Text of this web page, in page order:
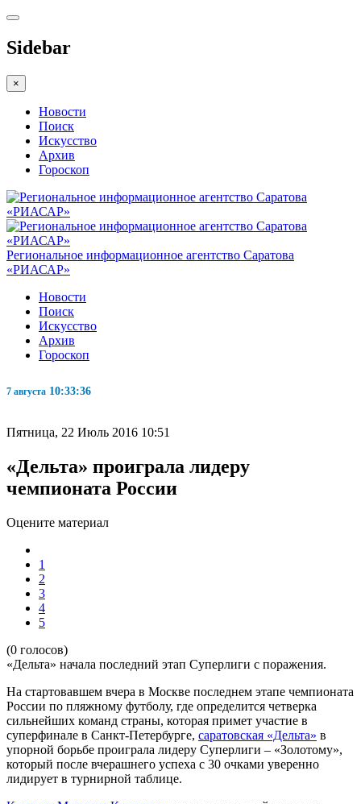
Sidebar
×
Новости
Поиск
Искусство
Архив
Гороскоп
Региональное информационное агентство Саратова
«РИАСАР»
Новости
Поиск
Искусство
Архив
Гороскоп
7 августа 10:33:37
Пятница, 22 Июль 2016 10:51
«Дельта» проиграла лидеру
чемпионата России
Оцените материал
1
2
3
4
5
(0 голосов)
«Дельта» начала последний этап Суперлиги с поражения.
На стартовавшем вчера в Москве последнем этапе чемпионата
России по пляжному футболу, где определится четверка
сильнейших команд страны, которая примет участие в
суперфинале в Санкт-Петербурге, саратовская «Дельта» в
упорной борьбе проиграла лидеру Суперлиги – «Золотому»,
который после вчерашнего успеха с 30 очками уверенно
лидирует в турнирной таблице.